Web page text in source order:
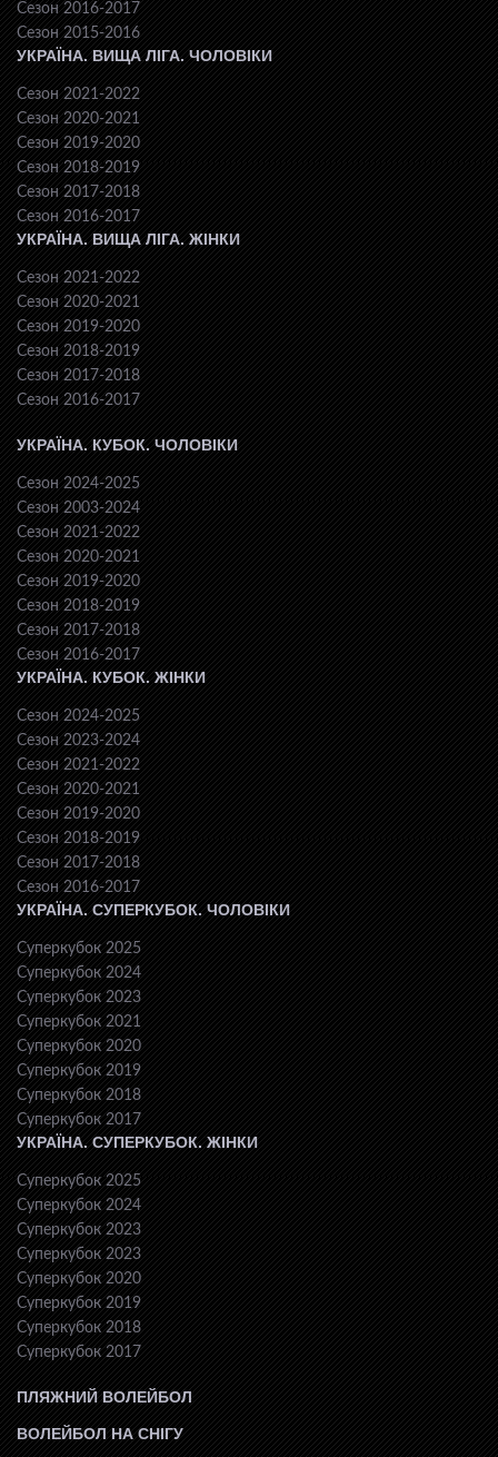
Сезон 2016-2017
Сезон 2015-2016
УКРАЇНА. ВИЩА ЛІГА. ЧОЛОВІКИ
Сезон 2021-2022
Сезон 2020-2021
Сезон 2019-2020
Сезон 2018-2019
Сезон 2017-2018
Сезон 2016-2017
УКРАЇНА. ВИЩА ЛІГА. ЖІНКИ
Сезон 2021-2022
Сезон 2020-2021
Сезон 2019-2020
Сезон 2018-2019
Сезон 2017-2018
Сезон 2016-2017
УКРАЇНА. КУБОК. ЧОЛОВІКИ
Сезон 2024-2025
Сезон 2003-2024
Сезон 2021-2022
Сезон 2020-2021
Сезон 2019-2020
Сезон 2018-2019
Сезон 2017-2018
Сезон 2016-2017
УКРАЇНА. КУБОК. ЖІНКИ
Сезон 2024-2025
Сезон 2023-2024
Сезон 2021-2022
Сезон 2020-2021
Сезон 2019-2020
Сезон 2018-2019
Сезон 2017-2018
Сезон 2016-2017
УКРАЇНА. СУПЕРКУБОК. ЧОЛОВІКИ
Суперкубок 2025
Суперкубок 2024
Суперкубок 2023
Суперкубок 2021
Суперкубок 2020
Суперкубок 2019
Суперкубок 2018
Суперкубок 2017
УКРАЇНА. СУПЕРКУБОК. ЖІНКИ
Суперкубок 2025
Суперкубок 2024
Суперкубок 2023
Суперкубок 2023
Суперкубок 2020
Суперкубок 2019
Суперкубок 2018
Суперкубок 2017
ПЛЯЖНИЙ ВОЛЕЙБОЛ
ВОЛЕЙБОЛ НА СНІГУ